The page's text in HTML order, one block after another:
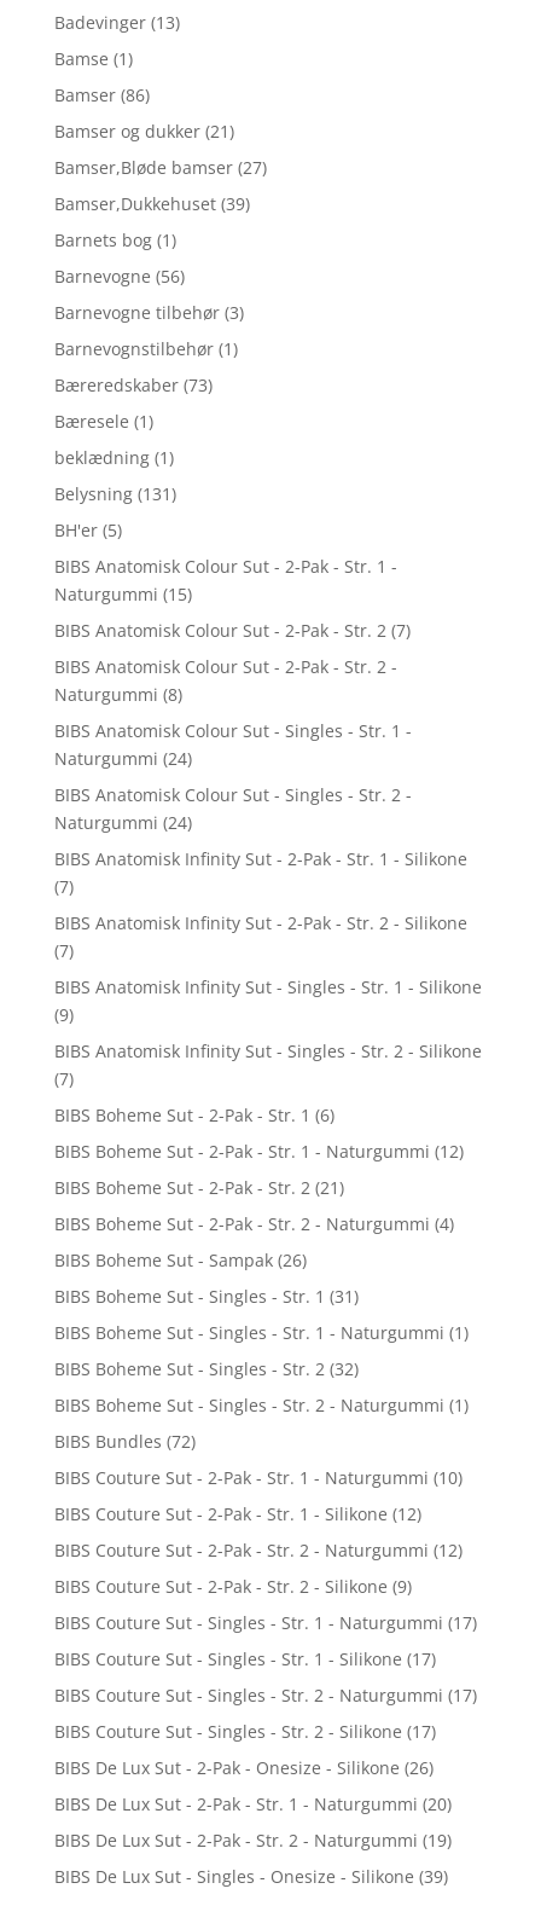
Badevinger (13)
Bamse (1)
Bamser (86)
Bamser og dukker (21)
Bamser,Bløde bamser (27)
Bamser,Dukkehuset (39)
Barnets bog (1)
Barnevogne (56)
Barnevogne tilbehør (3)
Barnevognstilbehør (1)
Bæreredskaber (73)
Bæresele (1)
beklædning (1)
Belysning (131)
BH'er (5)
BIBS Anatomisk Colour Sut - 2-Pak - Str. 1 -
Naturgummi (15)
BIBS Anatomisk Colour Sut - 2-Pak - Str. 2 (7)
BIBS Anatomisk Colour Sut - 2-Pak - Str. 2 -
Naturgummi (8)
BIBS Anatomisk Colour Sut - Singles - Str. 1 -
Naturgummi (24)
BIBS Anatomisk Colour Sut - Singles - Str. 2 -
Naturgummi (24)
BIBS Anatomisk Infinity Sut - 2-Pak - Str. 1 - Silikone
(7)
BIBS Anatomisk Infinity Sut - 2-Pak - Str. 2 - Silikone
(7)
BIBS Anatomisk Infinity Sut - Singles - Str. 1 - Silikone
(9)
BIBS Anatomisk Infinity Sut - Singles - Str. 2 - Silikone
(7)
BIBS Boheme Sut - 2-Pak - Str. 1 (6)
BIBS Boheme Sut - 2-Pak - Str. 1 - Naturgummi (12)
BIBS Boheme Sut - 2-Pak - Str. 2 (21)
BIBS Boheme Sut - 2-Pak - Str. 2 - Naturgummi (4)
BIBS Boheme Sut - Sampak (26)
BIBS Boheme Sut - Singles - Str. 1 (31)
BIBS Boheme Sut - Singles - Str. 1 - Naturgummi (1)
BIBS Boheme Sut - Singles - Str. 2 (32)
BIBS Boheme Sut - Singles - Str. 2 - Naturgummi (1)
BIBS Bundles (72)
BIBS Couture Sut - 2-Pak - Str. 1 - Naturgummi (10)
BIBS Couture Sut - 2-Pak - Str. 1 - Silikone (12)
BIBS Couture Sut - 2-Pak - Str. 2 - Naturgummi (12)
BIBS Couture Sut - 2-Pak - Str. 2 - Silikone (9)
BIBS Couture Sut - Singles - Str. 1 - Naturgummi (17)
BIBS Couture Sut - Singles - Str. 1 - Silikone (17)
BIBS Couture Sut - Singles - Str. 2 - Naturgummi (17)
BIBS Couture Sut - Singles - Str. 2 - Silikone (17)
BIBS De Lux Sut - 2-Pak - Onesize - Silikone (26)
BIBS De Lux Sut - 2-Pak - Str. 1 - Naturgummi (20)
BIBS De Lux Sut - 2-Pak - Str. 2 - Naturgummi (19)
BIBS De Lux Sut - Singles - Onesize - Silikone (39)